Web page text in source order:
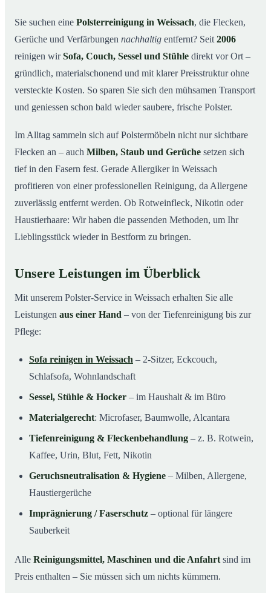
03So arbeiten wir
04Warum Mr. Cleaner in Weissach?
05Polsterreinigung in Weissach und Umgebung
Verwandte Leistungen (für mehr Sauberkeit im
Verbund)
08Jetzt kostenloses Angebot einholen
09So läuft eine professionelle Polsterreinigung in
Weissach ab
Sie suchen eine Polsterreinigung in Weissach, die Flecken,
Gerüche und Verfärbungen nachhaltig entfernt? Seit 2006
reinigen wirSofa, Couch, Sessel und Stühle direkt vor Ort –
gründlich, materialschonend und mit klarer Preisstruktur ohne
versteckte Kosten. So sparen Sie sich den mühsamen Transport
und geniessen schon bald wieder saubere, frische Polster.
Im Alltag sammeln sich auf Polstermöbeln nicht nur sichtbare
Flecken an – auch Milben, Staub und Gerüche setzen sich
tief in den Fasern fest. Gerade Allergiker in Weissach
profitieren von einer professionellen Reinigung, da Allergene
zuverlässig entfernt werden. Ob Rotweinfleck, Nikotin oder
Haustierhaare: Wir haben die passenden Methoden, um Ihr
Lieblingsstück wieder in Bestform zu bringen.
Unsere Leistungen im Überblick
Mit unserem Polster-Service in Weissach erhalten Sie alle
Leistungen aus einer Hand – von der Tiefenreinigung bis zur
Pflege:
Sofa reinigen in Weissach – 2-Sitzer, Eckcouch,
Schlafsofa, Wohnlandschaft
Sessel, Stühle & Hocker – im Haushalt & im Büro
Materialgerecht: Microfaser, Baumwolle, Alcantara
Tiefenreinigung & Fleckenbehandlung – z. B. Rotwein,
Kaffee, Urin, Blut, Fett, Nikotin
Geruchsneutralisation & Hygiene – Milben, Allergene,
Haustiergerüche
Imprägnierung / Faserschutz – optional für längere
Sauberkeit
Alle Reinigungsmittel, Maschinen und die Anfahrt sind im
Preis enthalten – Sie müssen sich um nichts kümmern.